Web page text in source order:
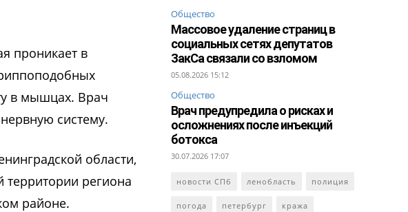
проникает в
в мышцах. Врач
систему.
области,
региона
районе.
Общество
Массовое удаление страниц в
социальных сетях депутатов
ЗакСа связали со взломом
05.08.2026 15:12
Общество
Врач предупредила о рисках и
осложнениях после инъекций
ботокса
30.07.2026 17:07
новости СПб ленобласть полиция
погода петербург кража